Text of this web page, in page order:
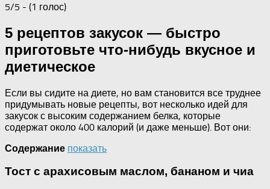
5/5 - (1 голос)
5 рецептов закусок — быстро
приготовьте что-нибудь вкусное и
диетическое
Если вы сидите на диете, но вам становится все труднее
придумывать новые рецепты, вот несколько идей для
закусок с высоким содержанием белка, которые
содержат около 400 калорий (и даже меньше). Вот они:
Содержание показать
Тост с арахисовым маслом, бананом и чиа